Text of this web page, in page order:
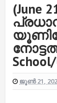
(June
ജൂൺ 21,